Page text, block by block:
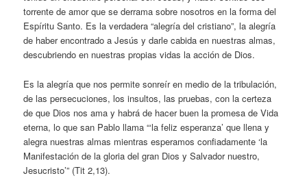
torrente de amor que se derrama sobre nosotros en la forma del
Espíritu Santo. Es la verdadera “alegría del cristiano”, la alegría
de haber encontrado a Jesús y darle cabida en nuestras almas,
descubriendo en nuestras propias vidas la acción de Dios.
Es la alegría que nos permite sonreír en medio de la tribulación,
de las persecuciones, los insultos, las pruebas, con la certeza
de que Dios nos ama y habrá de hacer buen la promesa de Vida
eterna, lo que san Pablo llama “‘la feliz esperanza’ que llena y
alegra nuestras almas mientras esperamos confiadamente ‘la
Manifestación de la gloria del gran Dios y Salvador nuestro,
Jesucristo’” (Tit 2,13).